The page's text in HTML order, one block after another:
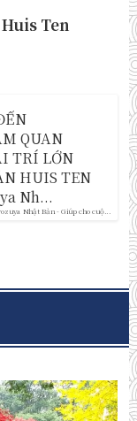
Ten
Nhật Bản - Giúp cho cuộ...
QUAN
TRÍ LỚN
HUIS TEN
Nh...